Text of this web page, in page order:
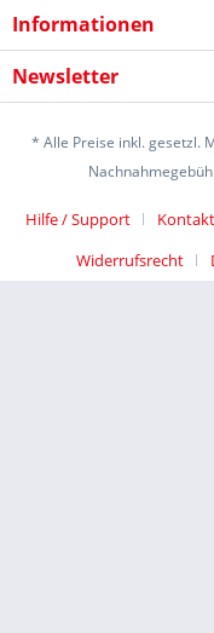
Informationen
Newsletter
* Alle Preise inkl. gesetzl.
Hilfe / Support Kontakt
Widerrufsrecht